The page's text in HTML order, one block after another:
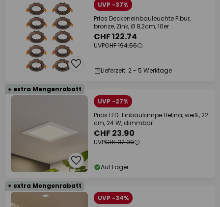
UVP -37%
Prios Deckeneinbauleuchte Fibur,
bronze, Zink, Ø 8,2cm, 10er
CHF 122.74
UVPCHF 194.56
Lieferzeit: 2 - 5 Werktage
+ extra Mengenrabatt
UVP -27%
Prios LED-Einbaulampe Helina, weiß, 22
cm, 24 W, dimmbar
CHF 23.90
UVPCHF 32.90
Auf Lager
+ extra Mengenrabatt
UVP -34%